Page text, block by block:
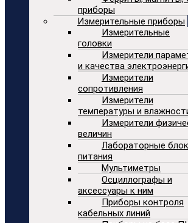
приборы
Измерительные приборы
Измерительные
головки
Измерители
и качества
Измерители
сопротивления
Измерители
температуры и
Измерители
величин
Лабораторные
питания
Мультиметры
Осциллографы и
аксессуары к ним
Приборы контроля
кабельных линий